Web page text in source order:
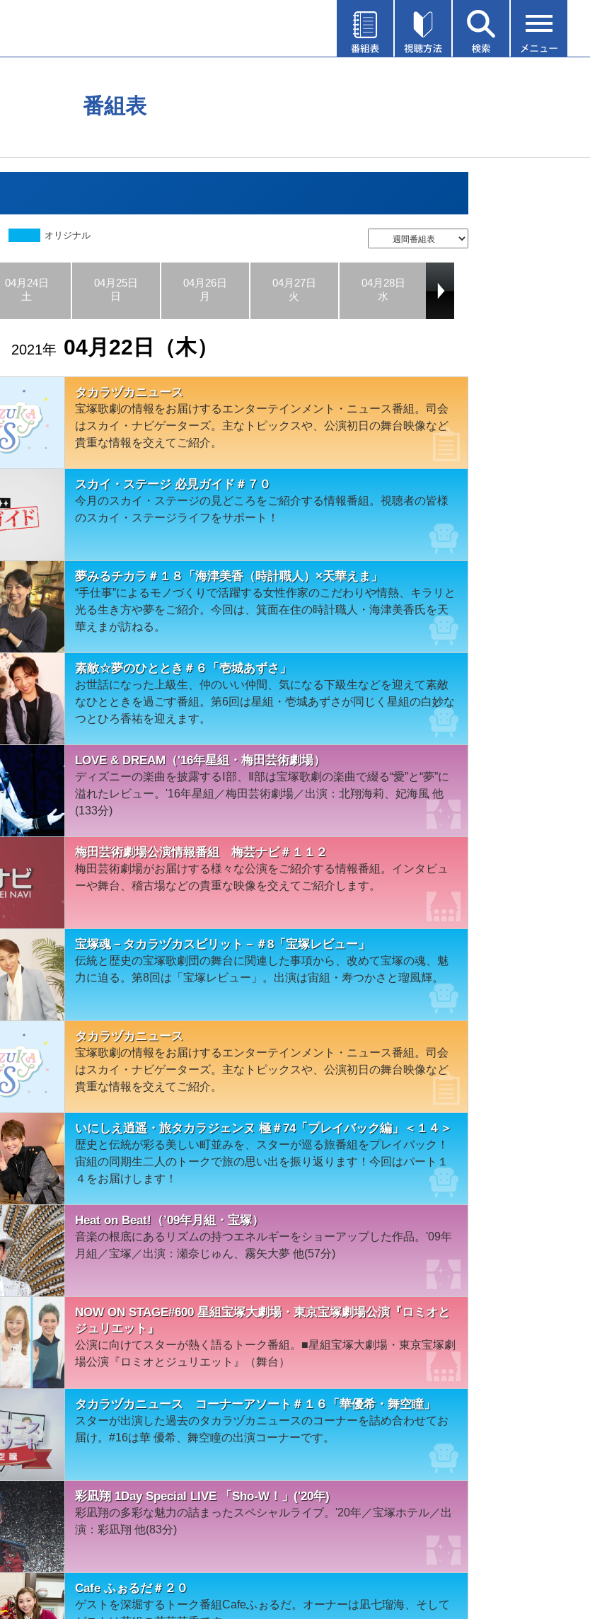
番組表
オリジナル
04月24日
土
04月25日
日
04月26日
月
04月27日
火
04月28日
水
2021年 04月22日（木）
タカラヅカニュース
宝塚歌劇の情報をお届けするエンターテインメント・ニュース番組。司会
はスカイ・ナビゲーターズ。主なトピックスや、公演初日の舞台映像など
貴重な情報を交えてご紹介。
スカイ・ステージ 必見ガイド＃７０
今月のスカイ・ステージの見どころをご紹介する情報番組。視聴者の皆様
のスカイ・ステージライフをサポート！
夢みるチカラ＃１８「海津美香（時計職人）×天華えま」
“手仕事”によるモノづくりで活躍する女性作家のこだわりや情熱、キラリと
光る生き方や夢をご紹介。今回は、箕面在住の時計職人・海津美香氏を天
華えまが訪ねる。
素敵☆夢のひととき＃６「壱城あずさ」
お世話になった上級生、仲のいい仲間、気になる下級生などを迎えて素敵
なひとときを過ごす番組。第6回は星組・壱城あずさが同じく星組の白妙な
つとひろ香祐を迎えます。
LOVE & DREAM（'16年星組・梅田芸術劇場）
ディズニーの楽曲を披露するⅠ部、Ⅱ部は宝塚歌劇の楽曲で綴る“愛”と“夢”に
溢れたレビュー。'16年星組／梅田芸術劇場／出演：北翔海莉、妃海風 他
(133分)
梅田芸術劇場公演情報番組 梅芸ナビ＃１１２
梅田芸術劇場がお届けする様々な公演をご紹介する情報番組。インタビュ
ーや舞台、稽古場などの貴重な映像を交えてご紹介します。
宝塚魂－タカラヅカスピリット－＃8「宝塚レビュー」
伝統と歴史の宝塚歌劇団の舞台に関連した事項から、改めて宝塚の魂、魅
力に迫る。第8回は「宝塚レビュー」。出演は宙組・寿つかさと瑠風輝。
タカラヅカニュース
宝塚歌劇の情報をお届けするエンターテインメント・ニュース番組。司会
はスカイ・ナビゲーターズ。主なトピックスや、公演初日の舞台映像など
貴重な情報を交えてご紹介。
いにしえ逍遥・旅タカラジェンヌ 極＃74「プレイバック編」＜１４＞
歴史と伝統が彩る美しい町並みを、スターが巡る旅番組をプレイバック！
宙組の同期生二人のトークで旅の思い出を振り返ります！今回はパート１
４をお届けします！
Heat on Beat!（’09年月組・宝塚）
音楽の根底にあるリズムの持つエネルギーをショーアップした作品。'09年
月組／宝塚／出演：瀬奈じゅん、霧矢大夢 他(57分)
NOW ON STAGE#600 星組宝塚大劇場・東京宝塚劇場公演『ロミオと
ジュリエット』
公演に向けてスターが熱く語るトーク番組。■星組宝塚大劇場・東京宝塚劇
場公演『ロミオとジュリエット』（舞台）
タカラヅカニュース コーナーアソート＃１６「華優希・舞空瞳」
スターが出演した過去のタカラヅカニュースのコーナーを詰め合わせてお
届け。#16は華 優希、舞空瞳の出演コーナーです。
彩凪翔 1Day Special LIVE 「Sho-W！」('20年)
彩凪翔の多彩な魅力の詰まったスペシャルライブ。'20年／宝塚ホテル／出
演：彩凪翔 他(83分)
Cafe ふぉるだ＃２０
ゲストを深堀するトーク番組Cafeふぉるだ。オーナーは凪七瑠海、そして